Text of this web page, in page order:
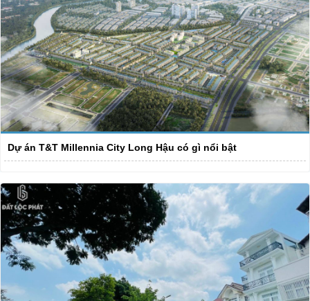
Dự án T&T Millennia City Long Hậu có gì nổi bật